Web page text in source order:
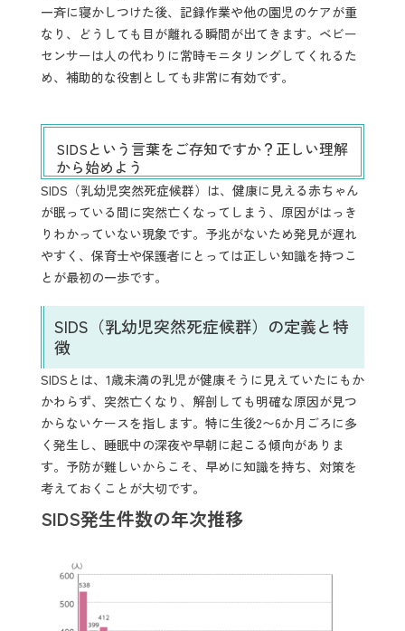
一斉に寝かしつけた後、記録作業や他の園児のケアが重
なり、どうしても目が離れる瞬間が出てきます。ベビー
センサーは人の代わりに常時モニタリングしてくれるた
め、補助的な役割としても非常に有効です。
SIDSという言葉をご存知ですか？正しい理解
から始めよう
SIDS（乳幼児突然死症候群）は、健康に見える赤ちゃん
が眠っている間に突然亡くなってしまう、原因がはっき
りわかっていない現象です。予兆がないため発見が遅れ
やすく、保育士や保護者にとっては正しい知識を持つこ
とが最初の一歩です。
SIDS（乳幼児突然死症候群）の定義と特
徴
SIDSとは、1歳未満の乳児が健康そうに見えていたにもか
かわらず、突然亡くなり、解剖しても明確な原因が見つ
からないケースを指します。特に生後2〜6か月ごろに多
く発生し、睡眠中の深夜や早朝に起こる傾向がありま
す。予防が難しいからこそ、早めに知識を持ち、対策を
考えておくことが大切です。
SIDS発生件数の年次推移